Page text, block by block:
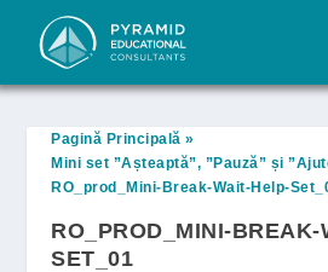
Pagină Principală »
Mini set ”Așteaptă”, ”Pauză” și
RO_prod_Mini-Break-Wait-Help-
RO_PROD_MINI-BREAK-
SET_01